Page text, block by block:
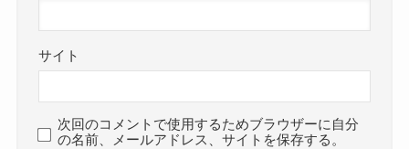
サイト
次回のコメントで使用するためブラウザーに自分
の名前、メールアドレス、サイトを保存する。